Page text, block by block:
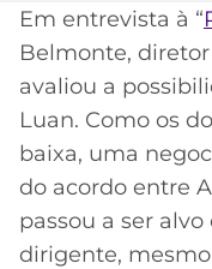
BETBOOM
CÓDIGO
DE
BET365
CÓDIGO
BETANO
SÃO
PAULO
SÉRIE
COPA
DO
BRASIL
ESPORTIVA
MERCADO
DA
BOLA
PALPITES
Em entrevista à “
Belmonte,
avaliou a
Luan. Como os
baixa, uma
do acordo entre
passou a ser
dirigente,